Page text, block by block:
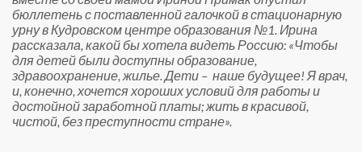
бюллетень с поставленной галочкой в стационарную
урну в Кудровском центре образования №1. Ирина
рассказала, какой бы хотела видеть Россию: «Чтобы
для детей были доступны образование,
здравоохранение, жилье. Дети – наше будущее! Я врач,
и, конечно, хочется хороших условий для работы и
достойной заработной платы; жить в красивой,
чистой, без преступности стране».